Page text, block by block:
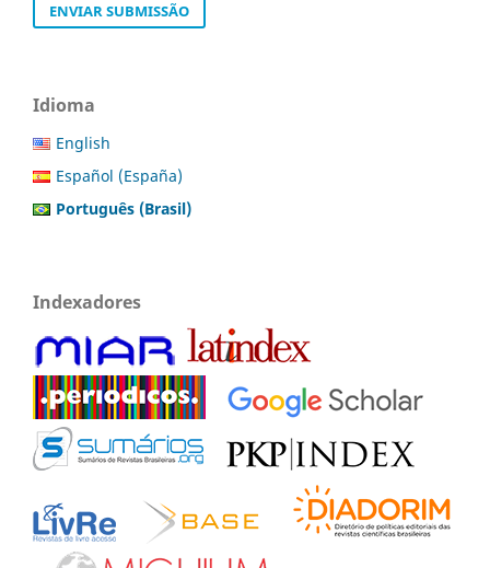
ENVIAR SUBMISSÃO
Idioma
English
Español (España)
Português (Brasil)
Indexadores